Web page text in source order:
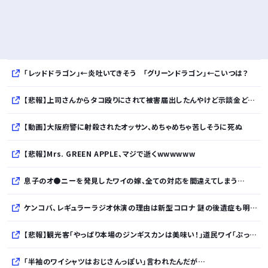
「レッドドラゴン」←炎吐いてきそう 「グリーンドラゴン」←こいつは？
【悲報】上司さんからタコ殴りにされて被害届出したんやけど示談金どれくらいいけそう？？？・・・・・・・・・
【動画】大阪府警に射殺されたオッサン、めちゃめちゃ苦しそうに死ぬ
【悲報】Mrs. GREEN APPLE、マジで逝くwwwwww
息子のオ●ニーを発見したワイの嫁、全ての対応を間違えてしまう…
ケンコバ、レギュラーラジオ休演の理由は新型コロナ 謎の後遺症も明かす「えげつないで」
【悲報】観光客「やっぱり本場のジンギスカンは美味い！」道民ワイ「ぷっwwww」
「半袖のワイシャツはおじさんっぽい」言われたんだが…